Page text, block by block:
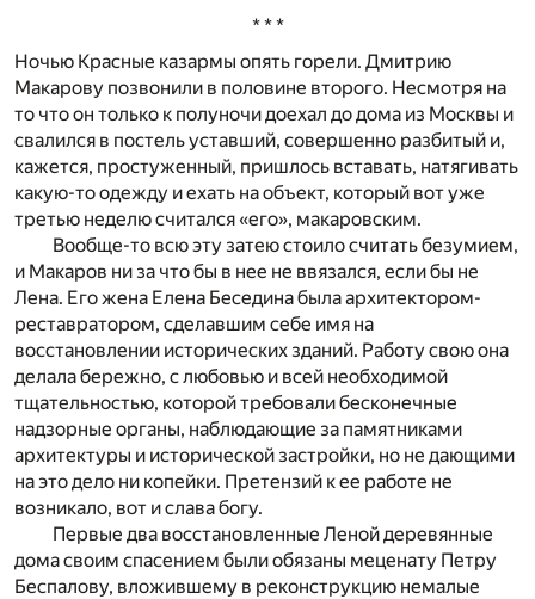
* * *
Ночью Красные казармы опять горели. Дмитрию
Макарову позвонили в половине второго. Несмотря на
то что он только к полуночи доехал до дома из Москвы и
свалился в постель уставший, совершенно разбитый и,
кажется, простуженный, пришлось вставать, натягивать
какую-то одежду и ехать на объект, который вот уже
третью неделю считался «его», макаровским.
Вообще-то всю эту затею стоило считать безумием,
и Макаров ни за что бы в нее не ввязался, если бы не
Лена. Его жена Елена Беседина была архитектором-
реставратором, сделавшим себе имя на
восстановлении исторических зданий. Работу свою она
делала бережно, с любовью и всей необходимой
тщательностью, которой требовали бесконечные
надзорные органы, наблюдающие за памятниками
архитектуры и исторической застройки, но не дающими
на это дело ни копейки. Претензий к ее работе не
возникало, вот и слава богу.
Первые два восстановленные Леной деревянные
дома своим спасением были обязаны меценату Петру
Беспалову, вложившему в реконструкцию немалые